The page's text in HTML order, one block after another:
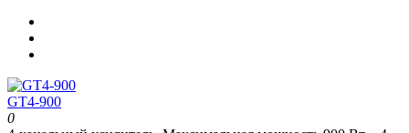
GT4-900
0